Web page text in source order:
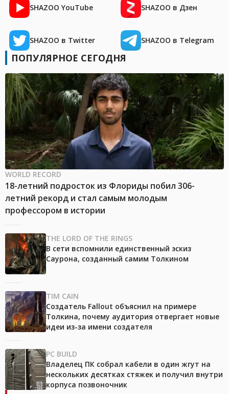
SHAZOO YouTube SHAZOO в Дзен
SHAZOO в Twitter SHAZOO в Telegram
ПОПУЛЯРНОЕ СЕГОДНЯ
WORLD RECORD
18-летний подросток из Флориды побил 306-
летний рекорд и стал самым молодым
профессором в истории
THE LORD OF THE RINGS
В сети вспомнили единственный эскиз
Саурона, созданный самим Толкином
TIM CAIN
Создатель Fallout объяснил на примере
Толкина, почему аудитория отвергает новые
идеи из-за имени создателя
PC BUILD
Владелец ПК собрал кабели в один жгут на
нескольких десятках стяжек и получил внутри
корпуса позвоночник